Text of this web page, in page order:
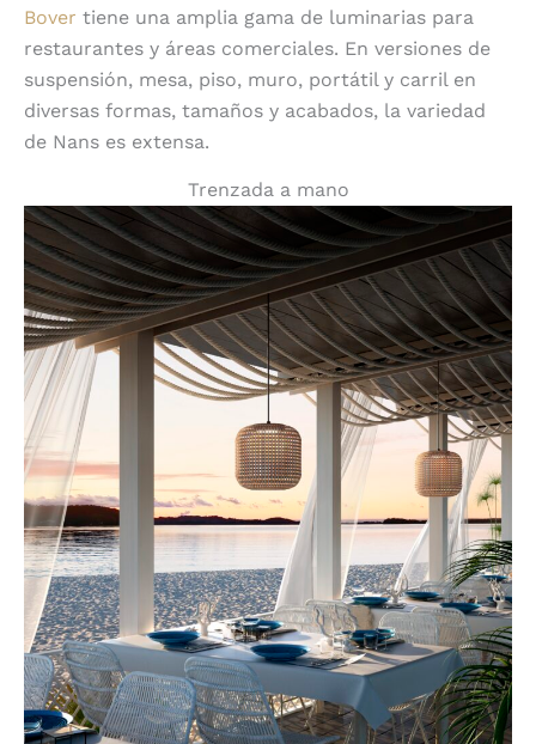
Bover tiene una amplia gama de luminarias para
restaurantes y áreas comerciales. En versiones de
suspensión, mesa, piso, muro, portátil y carril en
diversas formas, tamaños y acabados, la variedad
de Nans es extensa.
Trenzada a mano